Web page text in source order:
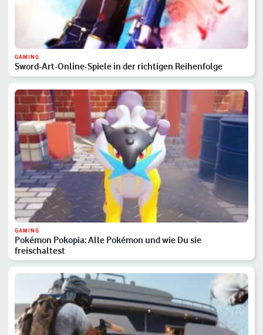
GAMING
Sword-Art-Online-Spiele in der richtigen Reihenfolge
GAMING
Pokémon Pokopia: Alle Pokémon und wie Du sie
freischaltest